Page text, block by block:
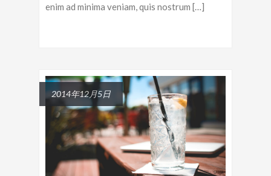
enim ad minima veniam, quis nostrum […]
2014年12月5日